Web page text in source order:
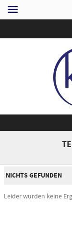
NICHTS GEFUNDEN
Leider wurden keine